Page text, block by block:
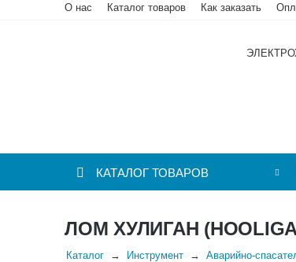
О нас Каталог товаров Как заказать
КАТАЛОГ ТОВАРОВ
ЛОМ ХУЛИГАН
Каталог Инструмент Аварийно-